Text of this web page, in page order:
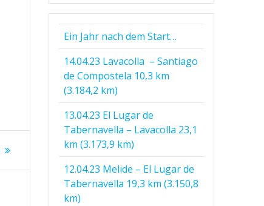
Ein Jahr nach dem Start…
14.04.23 Lavacolla – Santiago
de Compostela 10,3 km
(3.184,2 km)
13.04.23 El Lugar de
Tabernavella – Lavacolla 23,1
km (3.173,9 km)
12.04.23 Melide – El Lugar de
Tabernavella 19,3 km (3.150,8
km)